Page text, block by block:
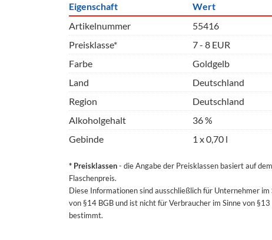
Eigenschaft
Wert
Artikelnummer
55416
Preisklasse*
7 - 8 EUR
Farbe
Goldgelb
Land
Deutschland
Region
Deutschland
Alkoholgehalt
36 %
Gebinde
1 x 0,70 l
* Preisklassen- die Angabe der Preisklassen basiert auf
Flaschenpreis.
Diese Informationen sind ausschließlich für Unternehmer im
von §14 BGB und ist nicht für Verbraucher im Sinne von §13
bestimmt.